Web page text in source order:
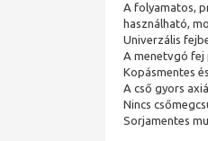
A folyamatos,
használható,
Univerzális
A menetvgó fej
Kopásmentes
A cső gyors
Nincs
Sorjamentes